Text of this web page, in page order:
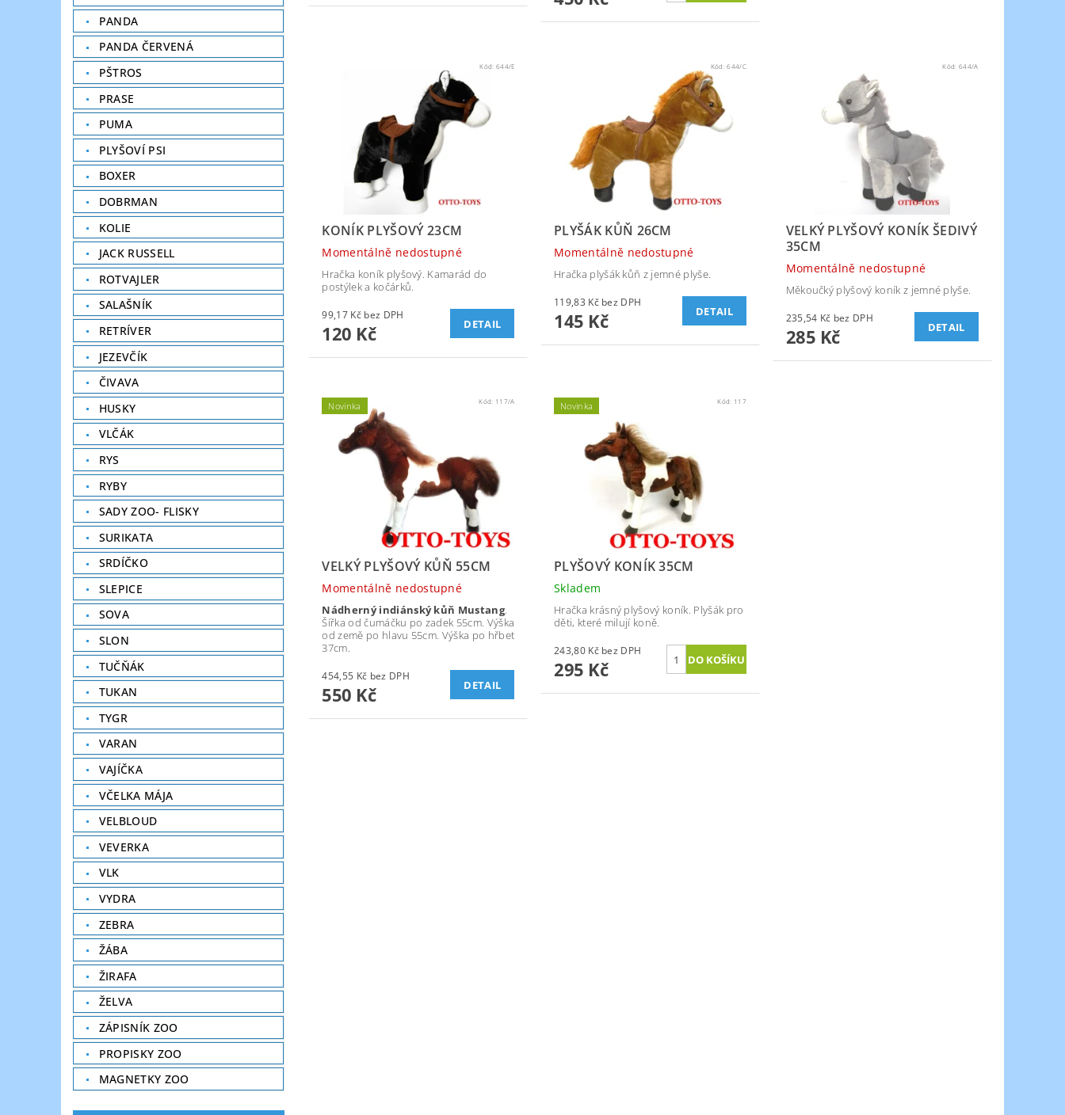
PANDA
PANDA ČERVENÁ
PŠTROS
PRASE
PUMA
PLYŠOVÍ PSI
BOXER
DOBRMAN
KOLIE
JACK RUSSELL
ROTVAJLER
SALAŠNÍK
RETRÍVER
JEZEVČÍK
ČIVAVA
HUSKY
VLČÁK
RYS
RYBY
SADY ZOO- FLISKY
SURIKATA
SRDÍČKO
SLEPICE
SOVA
SLON
TUČŇÁK
TUKAN
TYGR
VARAN
VAJÍČKA
VČELKA MÁJA
VELBLOUD
VEVERKA
VLK
VYDRA
ZEBRA
ŽÁBA
ŽIRAFA
ŽELVA
ZÁPISNÍK ZOO
PROPISKY ZOO
MAGNETKY ZOO
Kód: 644/E
KONÍK PLYŠOVÝ 23CM
Momentálně nedostupné
Hračka koník plyšový. Kamarád do
postýlek a kočárků.
99,17 Kč bez DPH
120 Kč DETAIL
Kód:644/C
PLYŠÁK KŮŇ 26CM
Momentálně nedostupné
Hračka plyšák kůň z jemné plyše.
119,83 Kč bez DPH
145 Kč DETAIL
Kód:644/A
VELKÝ PLYŠOVÝ KONÍK ŠEDIVÝ
35CM
Momentálně nedostupné
Měkoučký plyšový koník z jemné plyše.
235,54 Kč bez DPH
285 Kč DETAIL
Novinka Kód: 117/A
VELKÝ PLYŠOVÝ KŮŇ 55CM
Momentálně nedostupné
Nádherný indiánský kůň Mustang.
Šířka od čumáčku po zadek 55cm. Výška
od země po hlavu 55cm. Výška po hřbet
37cm.
454,55 Kč bez DPH
550 Kč DETAIL
Novinka Kód: 117
PLYŠOVÝ KONÍK 35CM
Skladem
Hračka krásný plyšový koník. Plyšák pro
děti, které milují koně.
243,80 Kč bez DPH
295 Kč